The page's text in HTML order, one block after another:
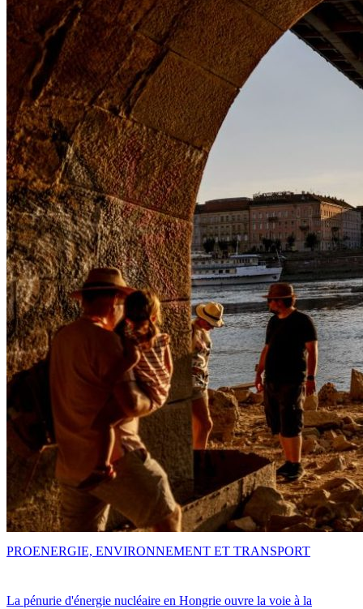
La pénurie d'énergie nucléaire en Hongrie ouvre la voie à la
PROENERGIE, ENVIRONNEMENT ET TRANSPORT